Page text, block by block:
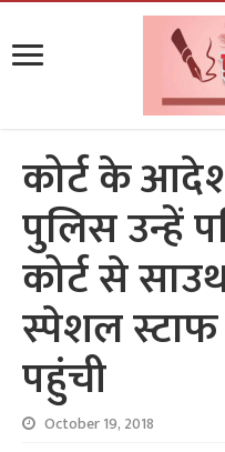
कोर्ट के
पुलिस उन्हें
कोर्ट से
स्पेशल
पहुंची
October 19, 2018